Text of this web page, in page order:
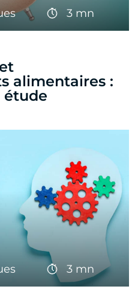
3 mn
alimentaires :
étude
3 mn